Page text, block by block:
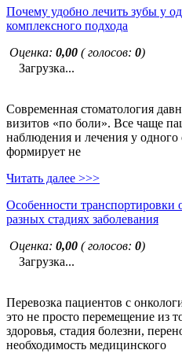
Почему удобно лечить зубы у
комплексного подхода
Оценка: 0,00 ( голосов: 0)
Загрузка...
Современная стоматология
визитов «по боли». Все чаще
наблюдения и лечения у
формирует не
Читать далее >>>
Особенности транспортировки
разных стадиях заболевания
Оценка: 0,00 ( голосов: 0)
Загрузка...
Перевозка пациентов с
это не просто перемещение из
здоровья, стадия болезни,
необходимость медицинского